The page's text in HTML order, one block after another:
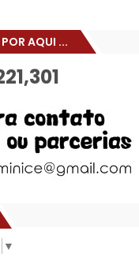
AQUI ...
▼